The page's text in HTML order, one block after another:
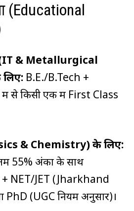
(Educational
(IT & Metallurgical
B.E./B.Tech +
में से किसी एक में First Class
& Chemistry) के लिए:
55% अंकों के साथ
NET/JET (Jharkhand
(UGC नियम अनुसार)।